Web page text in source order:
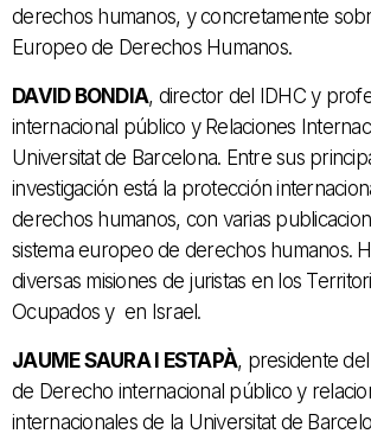
derechos humanos, y concretamente
Europeo de Derechos Humanos.
DAVID BONDIA, director del IDHC y
internacional público y Relaciones
Universitat de Barcelona. Entre sus
investigación está la protección
derechos humanos, con varias
sistema europeo de derechos humanos.
diversas misiones de juristas en los
Ocupados y en Israel.
JAUME SAURA I ESTAPÀ, presidente
de Derecho internacional público y
internacionales de la Universitat de